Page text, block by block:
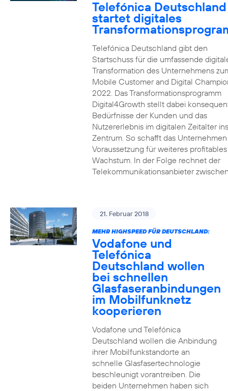
Telefónica Deutschland
startet digitales
Telefónica Deutschland gibt den
Startschuss für die umfassende
Transformation des Unternehmens
Mobile Customer and Digital
2022. Das Transformationsprogramm
Digital4Growth stellt dabei
Bedürfnisse der Kunden und das
Nutzererlebnis im digitalen Zeitalter ins
Zentrum. So schafft das
Voraussetzung für weiteres profitables
Wachstum. In der Folge rechnet der
Telekommunikationsanbieter
21. Februar 2018
MEHR HIGHSPEED FÜR DEUTSCHLAND:
Vodafone und
Telefónica
Deutschland wollen
bei schnellen
Glasfaseranbindungen
im Mobilfunknetz
kooperieren
Vodafone und Telefónica
Deutschland wollen die Anbindung
ihrer Mobilfunkstandorte an
schnelle Glasfasertechnologie
beschleunigt vorantreiben. Die
beiden Unternehmen haben sich